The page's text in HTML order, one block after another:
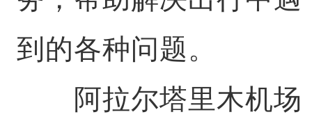
到的各种问题。
阿拉尔塔里木机场